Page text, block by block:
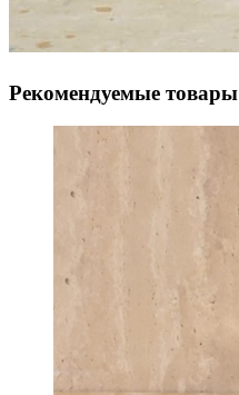
Рекомендуемые товары